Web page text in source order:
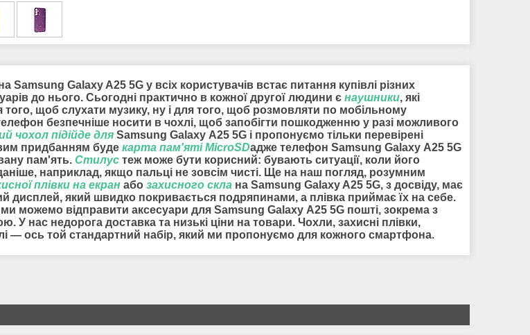
Samsung Galaxy A25 5G у всіх користувачів встає питання купівлі різних
до нього. Сьогодні практично в кожної другої людини є наушники, які
того, щоб слухати музику, ну і для того, щоб розмовляти по мобільному
безпечніше носити в чохлі, щоб запобігти пошкодженню у разі можливого
чохол підійде для Samsung Galaxy A25 5G і пропонуємо тільки перевірені
придбанням буде карта пам'яті MicroSDадже телефон Samsung Galaxy A25 5G
пам'ять. Стилус теж може бути корисний: бувають ситуації, коли його
наприклад, якщо пальці не зовсім чисті. Ще на наш погляд, розумним
плівки на екран або захисного скла на Samsung Galaxy A25 5G, з досвіду, має
дисплей, який швидко покривається подряпинами, а плівка приймає їх на себе.
ми можемо відправити аксесуари для Samsung Galaxy A25 5G пошті, зокрема з
У нас недорога доставка та низькі ціни на товари. Чохли, захисні плівки,
— ось той стандартний набір, який ми пропонуємо для кожного смартфона.